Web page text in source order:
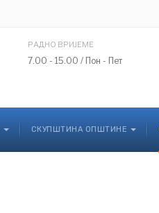
РАДНО ВРИЈЕМЕ
7.00 - 15.00 / Пон - Пет
СКУПШТИНА ОПШТИНЕ